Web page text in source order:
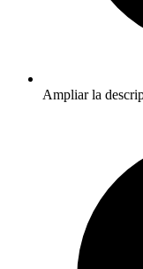
Ampliar la